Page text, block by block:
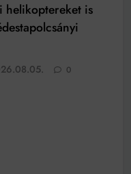
helikoptereket is
0